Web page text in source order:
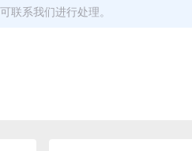
联系我们进行处理。